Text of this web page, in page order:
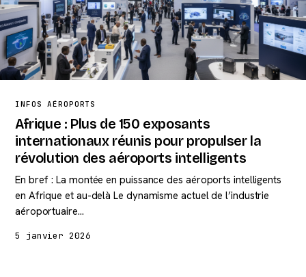
INFOS AÉROPORTS
Afrique : Plus de 150 exposants
internationaux réunis pour propulser la
révolution des aéroports intelligents
En bref : La montée en puissance des aéroports intelligents
en Afrique et au-delà Le dynamisme actuel de l’industrie
aéroportuaire…
5 janvier 2026